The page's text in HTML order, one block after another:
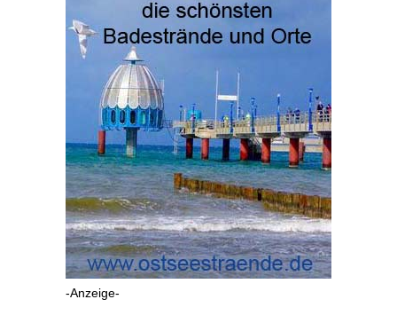
-Anzeige-